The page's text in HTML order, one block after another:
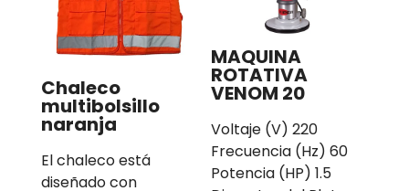
Chaleco
multibolsillo
naranja
El chaleco está
diseñado con
MAQUINA
ROTATIVA
VENOM 20
Voltaje (V) 220
Frecuencia (Hz) 60
Potencia (HP) 1.5